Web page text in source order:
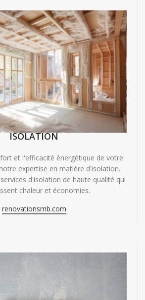
ISOLATION
et l'efficacité énergétique de votre
expertise en matière d'isolation.
d'isolation de haute qualité qui
chaleur et économies.
renovationsmb.com